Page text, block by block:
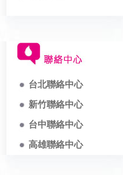
台北聯絡中心
新竹聯絡中心
台中聯絡中心
高雄聯絡中心